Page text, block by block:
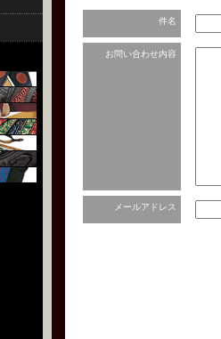
件名
お問い合わせ内容
メールアドレス